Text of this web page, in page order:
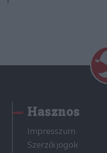
Hasznos
Impresszum
Szerzői jogok